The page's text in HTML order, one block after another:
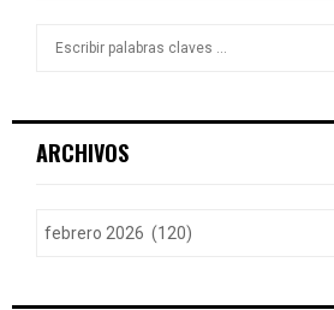
h
ARCHIVOS